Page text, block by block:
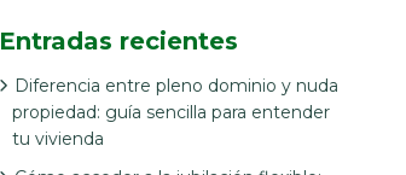
Entradas recientes
Diferencia entre pleno dominio y nuda
propiedad: guía sencilla para entender
tu vivienda